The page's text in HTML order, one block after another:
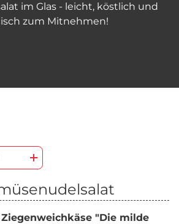
im Glas - leicht, köstlich und
zum Mitnehmen!
"Die milde